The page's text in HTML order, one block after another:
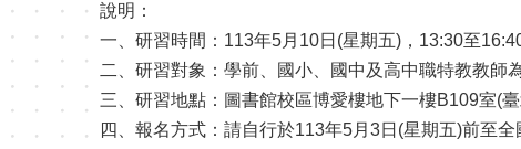
說明：
一、研習時間：113年5月10日(星期五)，13:30至
二、研習對象：學前、國小、國中及高中職特教教師
三、研習地點：圖書館校區博愛樓地下一樓B109室(
四、報名方式：請自行於113年5月3日(星期五)前至